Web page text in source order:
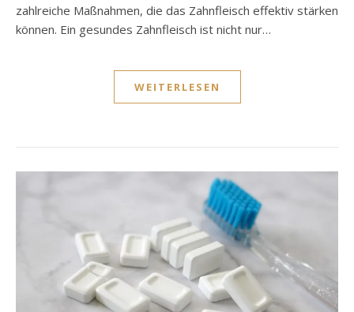
zahlreiche Maßnahmen, die das Zahnfleisch effektiv stärken
können. Ein gesundes Zahnfleisch ist nicht nur…
WEITERLESEN